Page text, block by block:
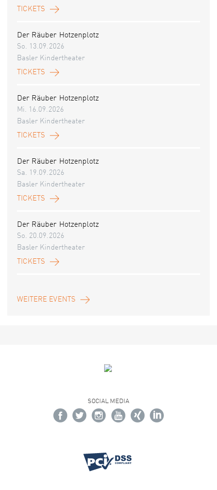
TICKETS
Der Räuber Hotzenplotz
So. 13.09.2026
Basler Kindertheater
TICKETS
Der Räuber Hotzenplotz
Mi. 16.09.2026
Basler Kindertheater
TICKETS
Der Räuber Hotzenplotz
Sa. 19.09.2026
Basler Kindertheater
TICKETS
Der Räuber Hotzenplotz
So. 20.09.2026
Basler Kindertheater
TICKETS
WEITERE EVENTS
SOCIAL MEDIA